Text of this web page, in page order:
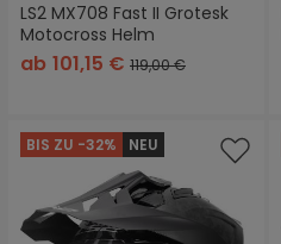
LS2 MX708 Fast II Grotesk
Motocross Helm
ab 101,15 € 119,00 €
BIS ZU -32% NEU